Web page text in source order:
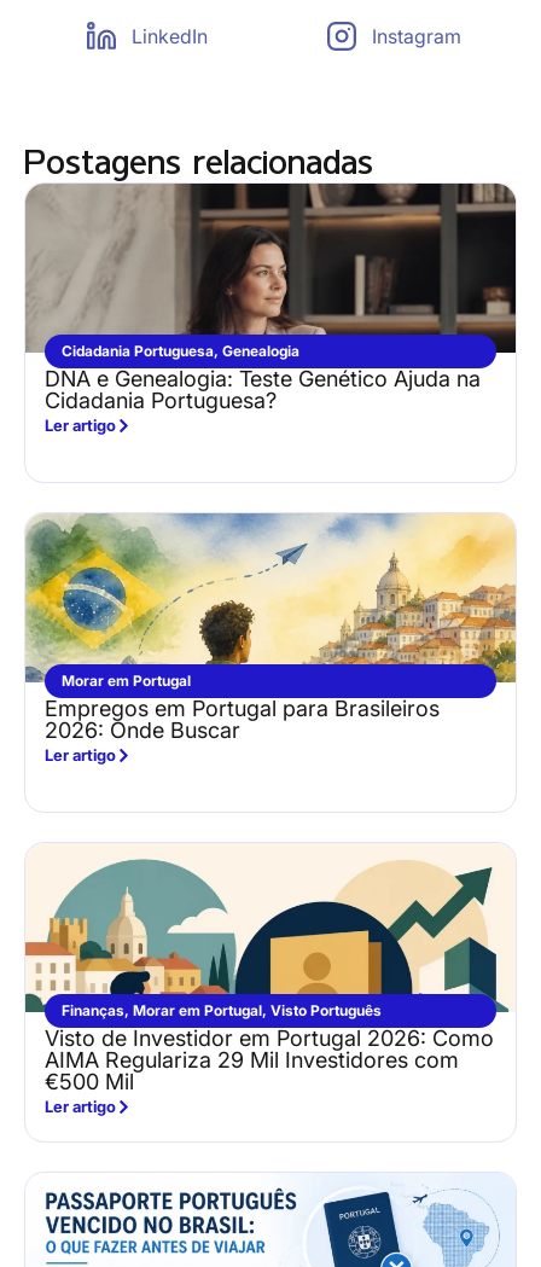
LinkedIn Instagram
Postagens relacionadas
Cidadania Portuguesa, Genealogia
DNA e Genealogia: Teste Genético Ajuda na
Cidadania Portuguesa?
Ler artigo
Morar em Portugal
Empregos em Portugal para Brasileiros
2026: Onde Buscar
Ler artigo
Finanças, Morar em Portugal, Visto Português
Visto de Investidor em Portugal 2026: Como
AIMA Regulariza 29 Mil Investidores com
€500 Mil
Ler artigo